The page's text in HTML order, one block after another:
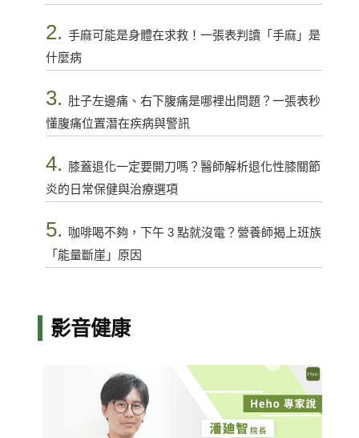
2. 手麻可能是身體在求救！一張表判讀「手麻」是
什麼病
3. 肚子左邊痛、右下腹痛是哪裡出問題？一張表秒
懂腹痛位置潛在疾病與警訊
4. 膝蓋退化一定要開刀嗎？醫師解析退化性膝關節
炎的日常保健與治療選項
5.
咖啡喝不夠，下午 3 點就沒電？營養師揭上班族
「能量斷崖」原因
影音健康